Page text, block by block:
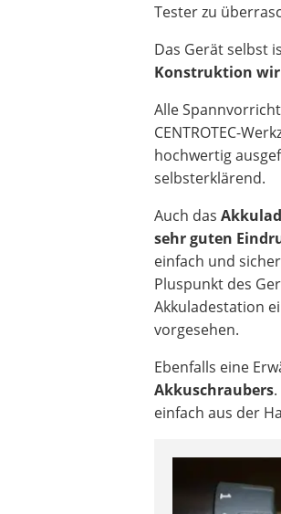
Tester zu
Das Gerät selbst
Konstruktion
Alle
CENTROTEC-
hochwertig
selbsterklärend.
Auch das
sehr guten
einfach und
Pluspunkt des
Akkuladestation
vorgesehen.
Ebenfalls eine
Akkuschraubers
einfach aus der